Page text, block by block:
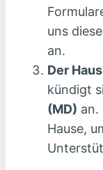
uns
an.
Der
kündigt
(MD) an.
Hause,